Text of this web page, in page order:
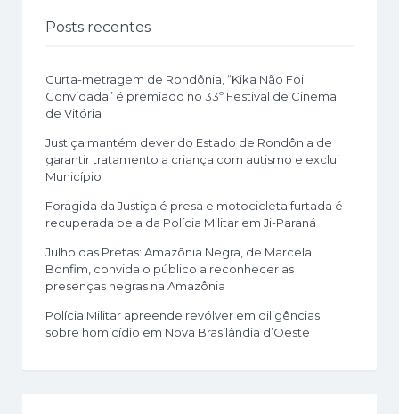
Posts recentes
Curta-metragem de Rondônia, “Kika Não Foi
Convidada” é premiado no 33º Festival de Cinema
de Vitória
Justiça mantém dever do Estado de Rondônia de
garantir tratamento a criança com autismo e exclui
Município
Foragida da Justiça é presa e motocicleta furtada é
recuperada pela da Polícia Militar em Ji-Paraná
Julho das Pretas: Amazônia Negra, de Marcela
Bonfim, convida o público a reconhecer as
presenças negras na Amazônia
Polícia Militar apreende revólver em diligências
sobre homicídio em Nova Brasilândia d’Oeste